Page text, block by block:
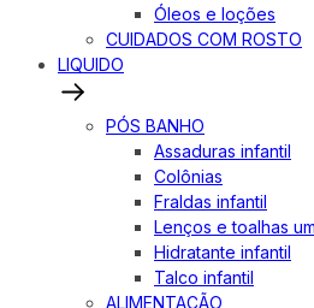
Óleos e loções
CUIDADOS COM ROSTO
LIQUIDO
PÓS BANHO
Assaduras infantil
Colônias
Fraldas infantil
Lenços e toalhas
Hidratante infantil
Talco infantil
ALIMENTAÇÃO